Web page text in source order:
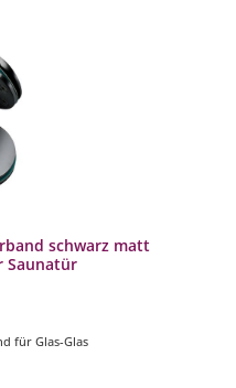
schwarz matt
Saunatür
für Glas-Glas